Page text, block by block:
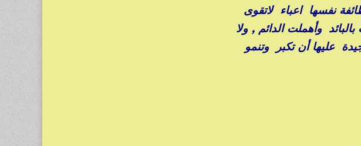
نفسها اعباء لاتقوى
وأهملت الدائم , ولا
عليها أن تكبر وتنمو